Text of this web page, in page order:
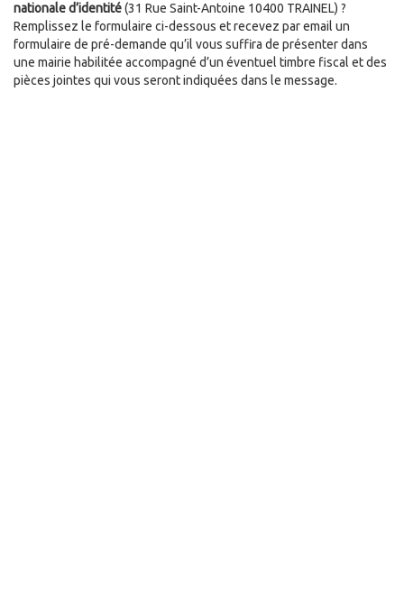
nationale d’identité(31 Rue Saint-Antoine 10400 TRAINEL) ?
Remplissez le formulaire ci-dessous et recevez par email un
formulaire de pré-demande qu’il vous suffira de présenter dans
une mairie habilitée accompagné d’un éventuel timbre fiscal et des
pièces jointes qui vous seront indiquées dans le message.